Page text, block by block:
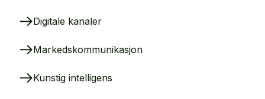
Digitale kanaler
Markedskommunikasjon
Kunstig intelligens